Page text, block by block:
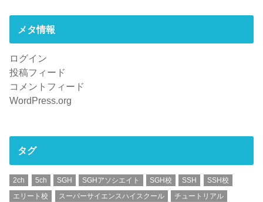
メタ情報
ログイン
投稿フィード
コメントフィード
WordPress.org
タグ
2ch 5ch SGH SGHアソシエイト SGH校 SSH
SSH校
エリート校
スーパーサイエンスハイスクール
チュートリアル